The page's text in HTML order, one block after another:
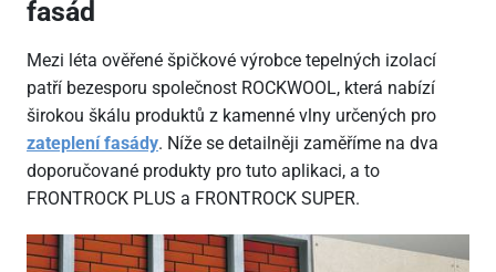
fasád
Mezi léta ověřené špičkové výrobce tepelných izolací
patří bezesporu společnost ROCKWOOL, která nabízí
širokou škálu produktů z kamenné vlny určených pro
zateplení fasády. Níže se detailněji zaměříme na dva
doporučované produkty pro tuto aplikaci, a to
FRONTROCK PLUS a FRONTROCK SUPER.